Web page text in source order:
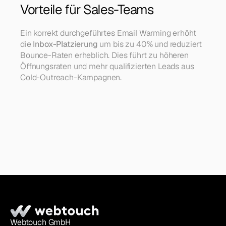
Vorteile für Sales-Teams
Ein korrekt durchgeführtes Email Warming erhöht
die Inbox-Platzierung um bis zu 40% und reduziert
Bounce-Raten erheblich. Dies führt zu höheren
Öffnungsraten und mehr qualifizierten Leads aus
Cold-Outreach-Kampagnen.
Webtouch GmbH